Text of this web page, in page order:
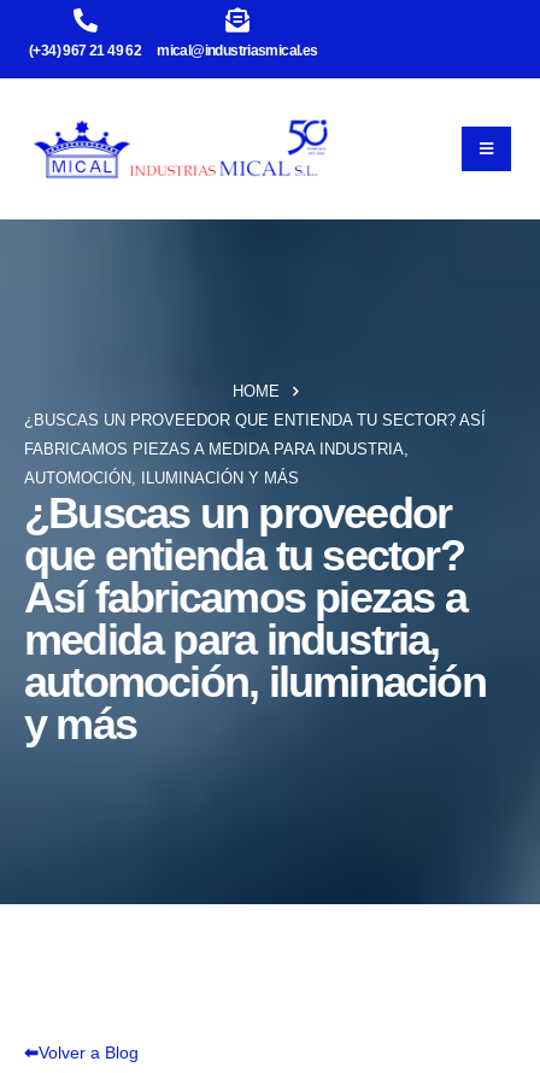
(+34) 967 21 49 62 mical@industriasmical.es
HOME
¿BUSCAS UN PROVEEDOR QUE ENTIENDA TU SECTOR? ASÍ
FABRICAMOS PIEZAS A MEDIDA PARA INDUSTRIA,
AUTOMOCIÓN, ILUMINACIÓN Y MÁS
¿Buscas un proveedor
que entienda tu sector?
Así fabricamos piezas a
medida para industria,
automoción, iluminación
y más
⬅Volver a Blog